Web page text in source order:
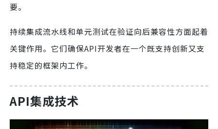
要。
持续集成流水线和单元测试在验证向后兼容性方面起着
关键作用。它们确保API开发者在一个既支持创新又支
持稳定的框架内工作。
API集成技术